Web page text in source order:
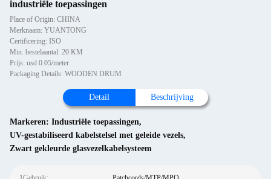
industriële toepassingen
Place of Origin: CHINA
Merknaam: YUANTONG
Certificering: ISO
Min. bestelaantal: 20 KM
Prijs: usd 0.05/meter
Packaging Details: WOODEN DRUM
Detail Beschrijving
Markeren: Industriële toepassingen,
UV-gestabiliseerd kabelstelsel met geleide vezels,
Zwart gekleurde glasvezelkabelsysteem